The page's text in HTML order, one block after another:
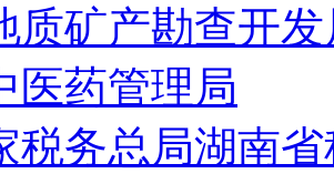
质矿产勘查开发
医药管理局
税务总局湖南